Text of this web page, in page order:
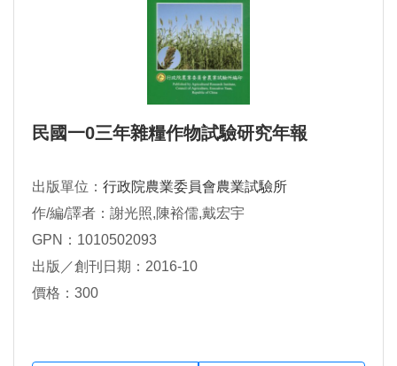
民國一0三年雜糧作物試驗研究年報
出版單位： 行政院農業委員會農業試驗所
作/編/譯者：謝光照,陳裕儒,戴宏宇
GPN：1010502093
出版／創刊日期：2016-10
價格：300